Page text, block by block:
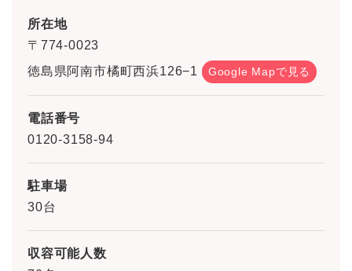
所在地
〒774-0023
徳島県阿南市橘町西浜126−1
Google Mapで見る
電話番号
0120-3158-94
駐車場
30台
収容可能人数